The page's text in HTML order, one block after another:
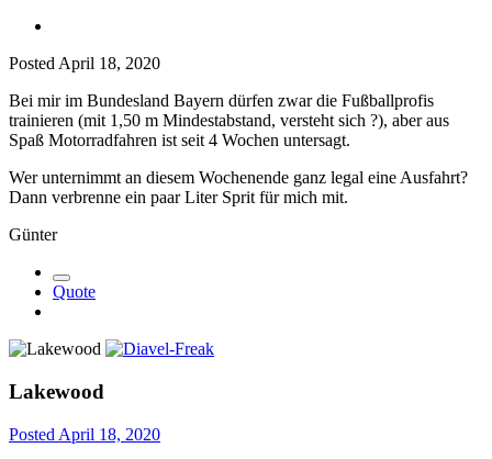
Posted April 18, 2020
Bei mir im Bundesland Bayern dürfen zwar die Fußballprofis
trainieren (mit 1,50 m Mindestabstand, versteht sich ?), aber aus
Spaß Motorradfahren ist seit 4 Wochen untersagt.
Wer unternimmt an diesem Wochenende ganz legal eine Ausfahrt?
Dann verbrenne ein paar Liter Sprit für mich mit.
Günter
Quote
Lakewood
Posted April 18, 2020